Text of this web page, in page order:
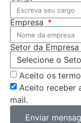
Empresa
Setor da Empresa
Aceito os
Aceito receber
mail.
Enviar